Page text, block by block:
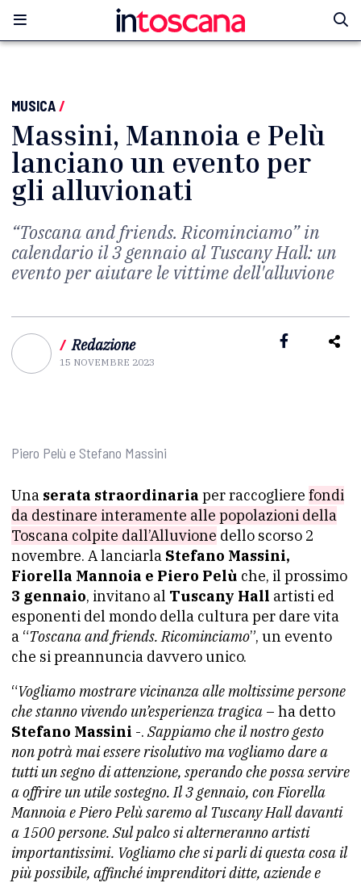
MUSICA/
Massini, Mannoia e Pelù
lanciano un evento per
gli alluvionati
“Toscana and friends. Ricominciamo” in
calendario il 3 gennaio al Tuscany Hall: un
evento per aiutare le vittime dell'alluvione
/ Redazione
15 NOVEMBRE 2023
Piero Pelù e Stefano Massini
Una serata straordinaria per raccogliere fondi
da destinare interamente alle popolazioni della
Toscana colpite dall’Alluvione dello scorso 2
novembre. A lanciarla Stefano Massini,
Fiorella Mannoia e Piero Pelù che, il prossimo
3 gennaio, invitano al Tuscany Hall artisti ed
esponenti del mondo della cultura per dare vita
a “Toscana and friends. Ricominciamo”, un evento
che si preannuncia davvero unico.
“Vogliamo mostrare vicinanza alle moltissime persone
che stanno vivendo un’esperienza tragica – ha detto
Stefano Massini -. Sappiamo che il nostro gesto
non potrà mai essere risolutivo ma vogliamo dare a
tutti un segno di attenzione, sperando che possa servire
a offrire un utile sostegno. Il 3 gennaio, con Fiorella
Mannoia e Piero Pelù saremo al Tuscany Hall davanti
a 1500 persone. Sul palco si alterneranno artisti
importantissimi. Vogliamo che si parli di questa cosa il
più possibile, affinché imprenditori ditte, aziende e